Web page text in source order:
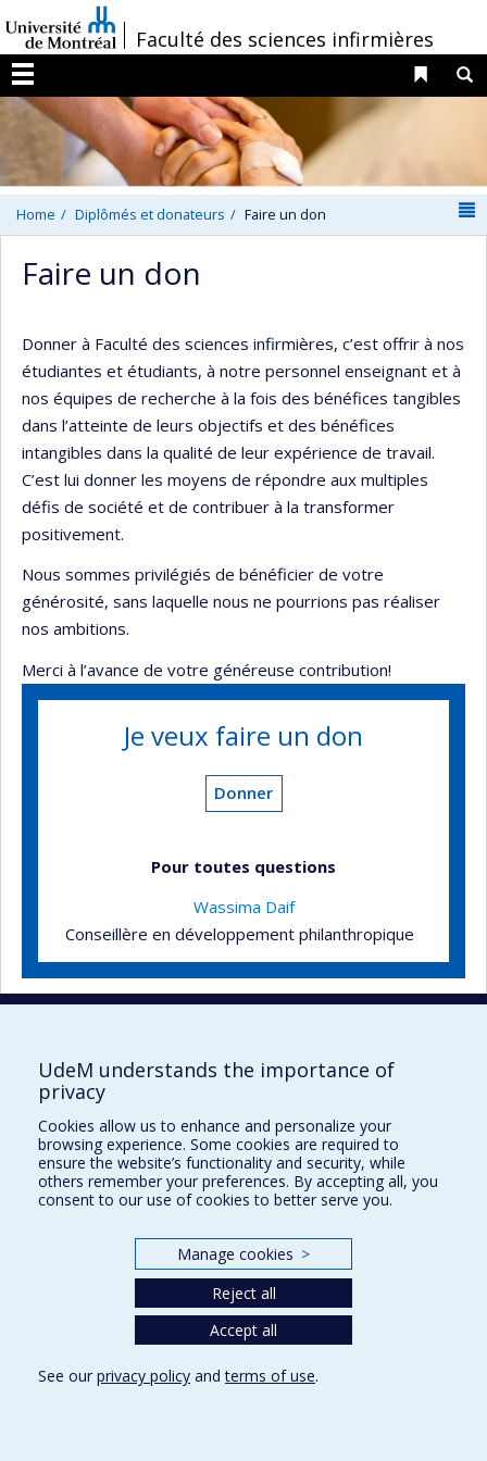
au
contenu
/Faculté des sciences infirmières
Menu
Liens
Home Diplômés et donateurs Faire un don
Faire un don
Donner à Faculté des sciences infirmières, c’est offrir à nos
étudiantes et étudiants, à notre personnel enseignant et à
nos équipes de recherche à la fois des bénéfices tangibles
dans l’atteinte de leurs objectifs et des bénéfices
intangibles dans la qualité de leur expérience de travail.
C’est lui donner les moyens de répondre aux multiples
défis de société et de contribuer à la transformer
positivement.
Nous sommes privilégiés de bénéficier de votre
générosité, sans laquelle nous ne pourrions pas réaliser
nos ambitions.
Merci à l’avance de votre généreuse contribution!
Je veux faire un don
Donner
Pour toutes questions
Wassima Daif
Conseillère en développement philanthropique
Faculté des sciences infirmières
Pavillon Marguerite-d'Youville
2375, chemin de la Côte-Sainte-Catherine
Montréal (Québec) H3T 1A8
UdeM understands the importance of
privacy
Cookies allow us to enhance and personalize your
browsing experience. Some cookies are required to
ensure the website’s functionality and security, while
others remember your preferences. By accepting all, you
consent to our use of cookies to better serve you.
Manage cookies >
Reject all
Accept all
See our privacy policy andterms of use.